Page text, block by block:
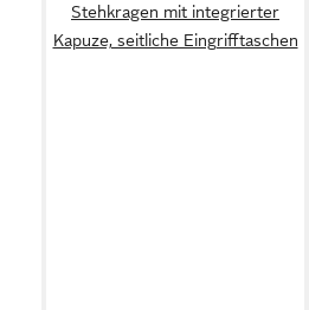
Stehkragen mit integrierter
Kapuze, seitliche Eingrifftaschen